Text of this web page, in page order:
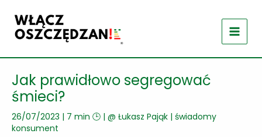
treści
Jak prawidłowo segregować
śmieci?
26/07/2023 | 7 min 🕒 | @ Łukasz Pająk | świadomy
konsument